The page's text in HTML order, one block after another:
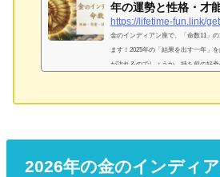
年の運勢と性格・才
金運を完...
金のインディアン座で、「命数11」
ます！2025年の「結果を出す一年」
が訪れるのでしょうか。持ち前の好
2026年の金のインディ